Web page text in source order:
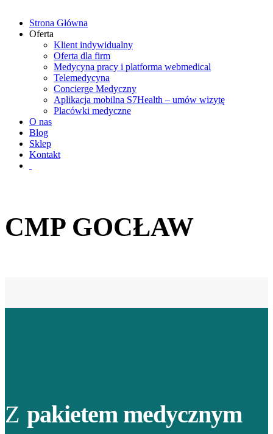
Strona Główna
Oferta
Klient indywidualny
Oferta dla firm
Medycyna pracy i platforma webmedical
Telemedycyna
Concierge Medyczny
Aplikacja mobilna S7Health – umów wizytę
Placówki medyczne
O nas
Blog
Sklep
Kontakt
CMP GOCŁAW
Z pakietem medycznym